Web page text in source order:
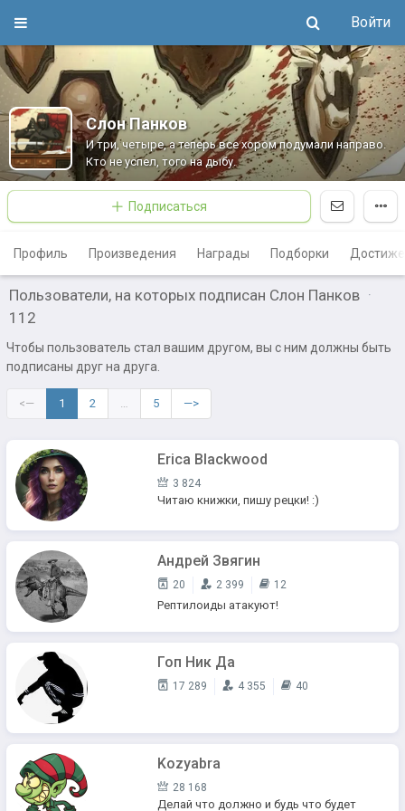
Войти
Слон Панков
И три, четыре, а теперь все хором подумали направо.
Кто не успел, того на дыбу.
Подписаться
Профиль Произведения Награды Подборки
Пользователи, на которых подписан Слон Панков ·
112
Чтобы пользователь стал вашим другом, вы с ним должны быть
подписаны друг на друга.
<— 1 2 … 5 —>
Erica Blackwood
3 824
Читаю книжки, пишу рецки! :)
Андрей Звягин
20 2 399 12
Рептилоиды атакуют!
Гоп Ник Да
17 289 4 355 40
Kozyabra
28 168
Делай что должно и будь что будет